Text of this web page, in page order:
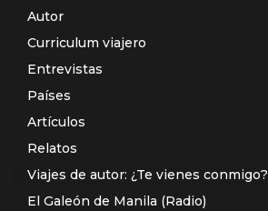
Autor
Curriculum viajero
Entrevistas
Países
Artículos
Relatos
Viajes de autor: ¿Te vienes conmigo?
El Galeón de Manila (Radio)